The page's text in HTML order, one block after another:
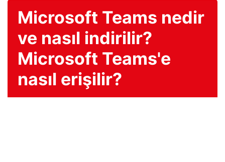
Microsoft Teams nedir
ve nasıl indirilir?
Microsoft Teams'e
nasıl erişilir?